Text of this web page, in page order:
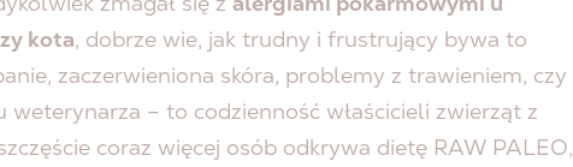
kota, dobrze wie, jak trudny i frustrujący bywa to
zaczerwieniona skóra, problemy z trawieniem, czy
weterynarza – to codzienność właścicieli zwierząt z
coraz więcej osób odkrywa dietę RAW PALEO,